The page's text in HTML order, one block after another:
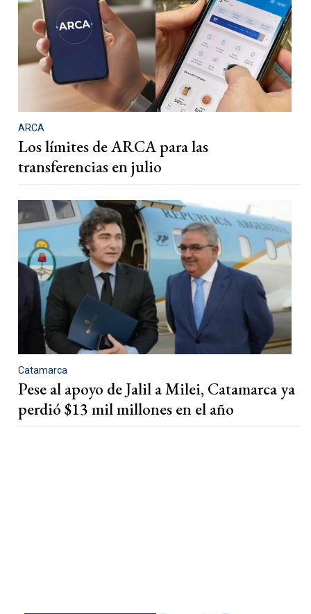
ARCA
Los límites de ARCA para las
transferencias en julio
Catamarca
Pese al apoyo de Jalil a Milei, Catamarca ya
perdió $13 mil millones en el año